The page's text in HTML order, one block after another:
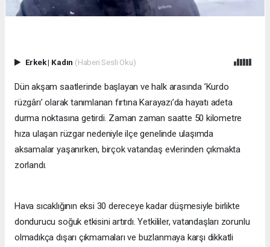
Erkek| Kadın (Haberi Sesli Oku)
Dün akşam saatlerinde başlayan ve halk arasında ’Kurdo
rüzgârı’ olarak tanımlanan fırtına Karayazı’da hayatı adeta
durma noktasına getirdi. Zaman zaman saatte 50 kilometre
hıza ulaşan rüzgar nedeniyle ilçe genelinde ulaşımda
aksamalar yaşanırken, birçok vatandaş evlerinden çıkmakta
zorlandı.
Hava sıcaklığının eksi 30 dereceye kadar düşmesiyle birlikte
dondurucu soğuk etkisini artırdı. Yetkililer, vatandaşları zorunlu
olmadıkça dışarı çıkmamaları ve buzlanmaya karşı dikkatli